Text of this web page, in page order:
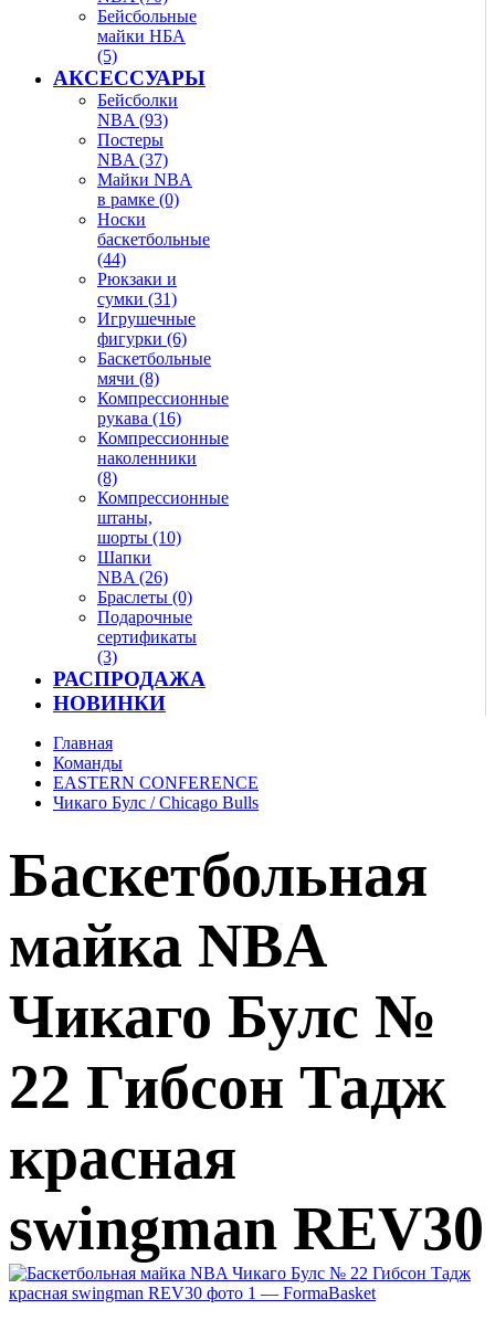
Бейсбольные
майки НБА
(5)
АКСЕССУАРЫ
Бейсболки
NBA (93)
Постеры
NBA (37)
Майки NBA
в рамке (0)
Носки
баскетбольные
(44)
Рюкзаки и
сумки (31)
Игрушечные
фигурки (6)
Баскетбольные
мячи (8)
Компрессионные
рукава (16)
Компрессионные
наколенники
(8)
Компрессионные
штаны,
шорты (10)
Шапки
NBA (26)
Браслеты (0)
Подарочные
сертификаты
(3)
РАСПРОДАЖА
НОВИНКИ
Главная
Команды
EASTERN CONFERENCE
Чикаго Булс / Chicago Bulls
Баскетбольная
майка NBA
Чикаго Булс №
22 Гибсон Тадж
красная
swingman REV30